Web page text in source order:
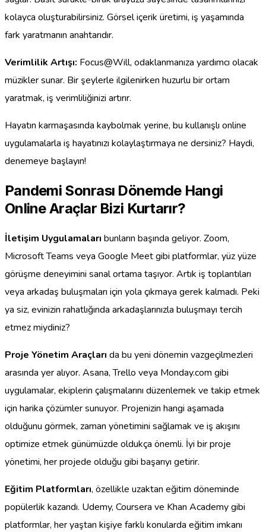
kolayca oluşturabilirsiniz. Görsel içerik üretimi, iş yaşamında
fark yaratmanın anahtarıdır.
Verimlilik Artışı: Focus@Will, odaklanmanıza yardımcı olacak
müzikler sunar. Bir şeylerle ilgilenirken huzurlu bir ortam
yaratmak, iş verimliliğinizi artırır.
Hayatın karmaşasında kaybolmak yerine, bu kullanışlı online
uygulamalarla iş hayatınızı kolaylaştırmaya ne dersiniz? Haydi,
denemeye başlayın!
Pandemi Sonrası Dönemde Hangi
Online Araçlar Bizi Kurtarır?
İletişim Uygulamaları bunların başında geliyor. Zoom,
Microsoft Teams veya Google Meet gibi platformlar, yüz yüze
görüşme deneyimini sanal ortama taşıyor. Artık iş toplantıları
veya arkadaş buluşmaları için yola çıkmaya gerek kalmadı. Peki
ya siz, evinizin rahatlığında arkadaşlarınızla buluşmayı tercih
etmez miydiniz?
Proje Yönetim Araçları da bu yeni dönemin vazgeçilmezleri
arasında yer alıyor. Asana, Trello veya Monday.com gibi
uygulamalar, ekiplerin çalışmalarını düzenlemek ve takip etmek
için harika çözümler sunuyor. Projenizin hangi aşamada
olduğunu görmek, zaman yönetimini sağlamak ve iş akışını
optimize etmek günümüzde oldukça önemli. İyi bir proje
yönetimi, her projede olduğu gibi başarıyı getirir.
Eğitim Platformları, özellikle uzaktan eğitim döneminde
popülerlik kazandı. Udemy, Coursera ve Khan Academy gibi
platformlar, her yaştan kişiye farklı konularda eğitim imkanı